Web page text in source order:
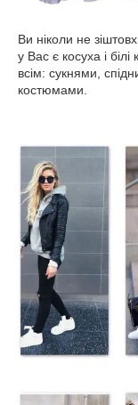
Ви ніколи не
у Вас є косуха і
всім: сукнями,
костюмами.